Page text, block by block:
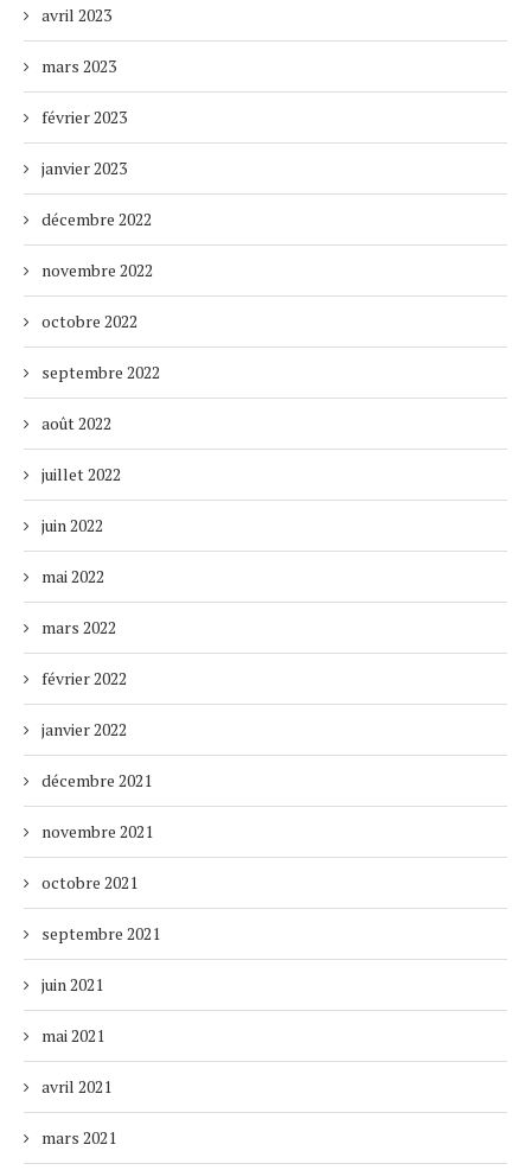
avril 2023
mars 2023
février 2023
janvier 2023
décembre 2022
novembre 2022
octobre 2022
septembre 2022
août 2022
juillet 2022
juin 2022
mai 2022
mars 2022
février 2022
janvier 2022
décembre 2021
novembre 2021
octobre 2021
septembre 2021
juin 2021
mai 2021
avril 2021
mars 2021